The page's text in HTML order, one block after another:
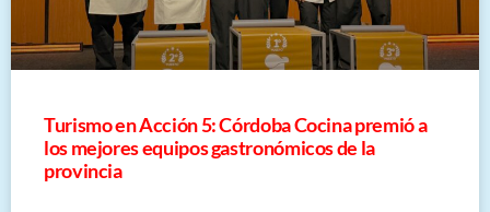
Turismo en Acción 5: Córdoba Cocina premió a
los mejores equipos gastronómicos de la
provincia